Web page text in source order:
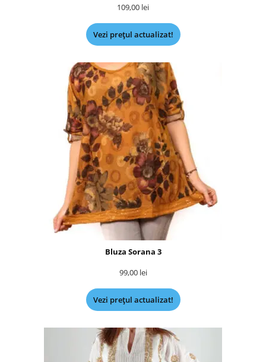
109,00 lei
Vezi prețul actualizat!
Bluza Sorana 3
99,00 lei
Vezi prețul actualizat!